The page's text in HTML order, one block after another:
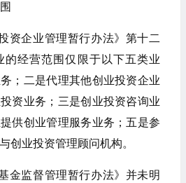
企业管理暂行办法》第十二
的经营范围仅限于以下五类业
；二是代理其他创业投资企业
资业务；三是创业投资咨询业
供创业管理服务业务；五是参
创业投资管理顾问机构。
监督管理暂行办法》并未明